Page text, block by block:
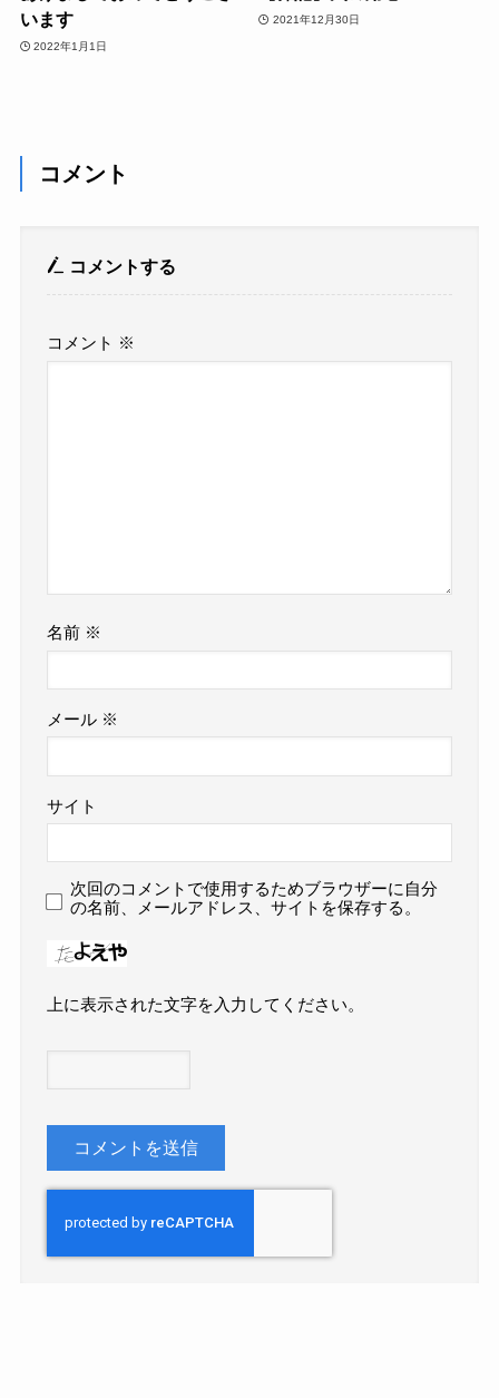
います
2022年1月1日
2021年12月30日
コメント
コメントする
コメント ※
名前 ※
メール ※
サイト
次回のコメントで使用するためブラウザーに自分
の名前、メールアドレス、サイトを保存する。
上に表示された文字を入力してください。